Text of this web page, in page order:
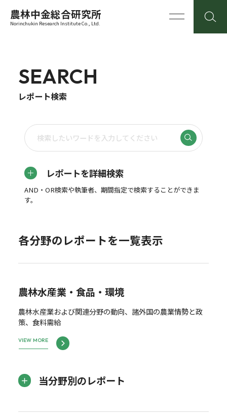
農林中金総合研究所
Norinchukin Research Institute Co., Ltd.
SEARCH
レポート検索
レポートを詳細検索
AND・OR検索や執筆者、期間指定で検索することができま
す。
各分野のレポートを一覧表示
農林水産業・食品・環境
農林水産業および関連分野の動向、諸外国の農業情勢と政
策、食料需給
VIEW MORE
当分野別のレポート